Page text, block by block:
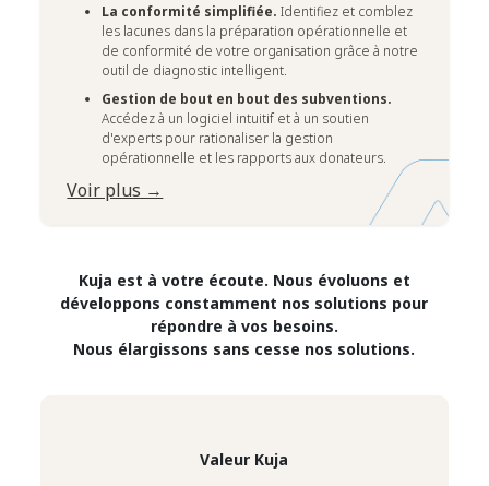
La conformité simplifiée. Identifiez et comblez
les lacunes dans la préparation opérationnelle et
de conformité de votre organisation grâce à notre
outil de diagnostic intelligent.
Gestion de bout en bout des subventions.
Accédez à un logiciel intuitif et à un soutien
d'experts pour rationaliser la gestion
opérationnelle et les rapports aux donateurs.
Voir plus →
Kuja est à votre écoute. Nous évoluons et
développons constamment nos solutions pour
répondre à vos besoins.
Nous élargissons sans cesse nos solutions.
Valeur Kuja